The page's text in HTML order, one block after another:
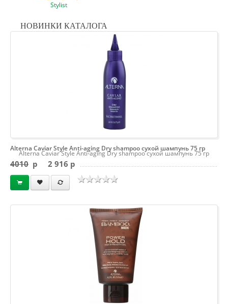
Stylist
НОВИНКИ КАТАЛОГА
Alterna Caviar Style Anti-aging Dry shampoo сухой шампунь 75 гр
Alterna Caviar Style Anti-aging Dry shampoo сухой шампунь 75 гр
4010 p 2 916 p